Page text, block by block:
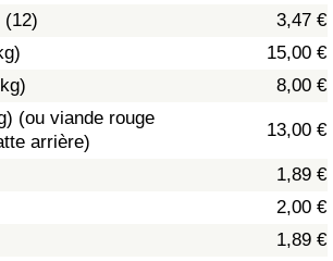
(12)
3,47 €
15,00 €
8,00 €
(ou viande rouge
arrière)
13,00 €
1,89 €
2,00 €
1,89 €
santé
santé par Pays